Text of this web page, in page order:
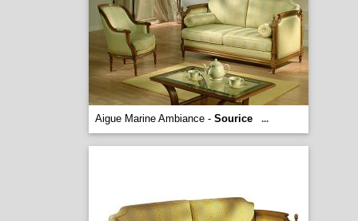
Aigue Marine Ambiance - Sourice ...